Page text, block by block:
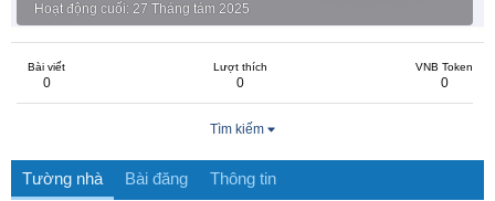
Hoạt động cuối 27 Tháng tám 2025
Bài viết
0
Lượt thích
0
VNB Token
0
Tìm kiếm
Tường nhà Bài đăng Thông tin